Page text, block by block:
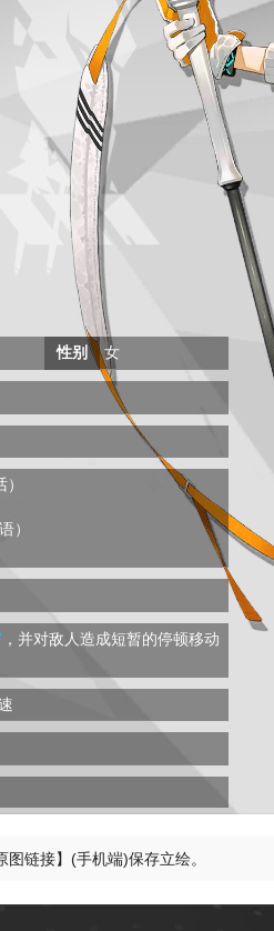
性别 女
）
，并对敌人造成短暂的停顿移动
链接】(手机端)保存立绘。